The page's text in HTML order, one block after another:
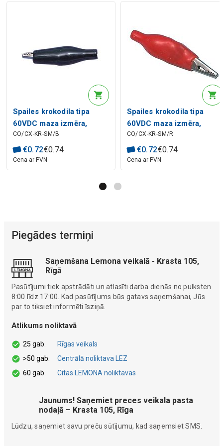
Spailes krokodila tipa
60VDC maza izmēra,
melns
CO/CX-KR-SM/B
€0.72€0.74
Cena ar PVN
Spailes krokodila tipa
60VDC maza izmēra,
sarkanas
CO/CX-KR-SM/R
€0.72€0.74
Cena ar PVN
Piegādes termiņi
Saņemšana Lemona veikalā - Krasta 105,
Rīgā
Pasūtījumi tiek apstrādāti un atlasīti darba dienās no pulksten
8:00 līdz 17:00. Kad pasūtījums būs gatavs saņemšanai, Jūs
par to tiksiet informēti īsziņā.
Atlikums noliktavā
25 gab.
Rīgas veikals
>50 gab.
Centrālā noliktava LEZ
60 gab.
Citas LEMONA noliktavas
Jaunums! Saņemiet preces veikala pasta
nodaļā – Krasta 105, Rīga
Lūdzu, saņemiet savu preču sūtījumu, kad saņemsiet SMS.